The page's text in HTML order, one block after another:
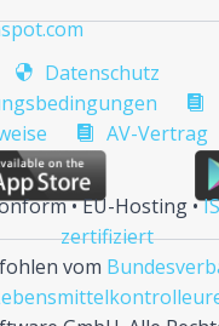
 Datenschutz

 AV-Vertrag
• EU-Hosting •
zertifiziert
vom